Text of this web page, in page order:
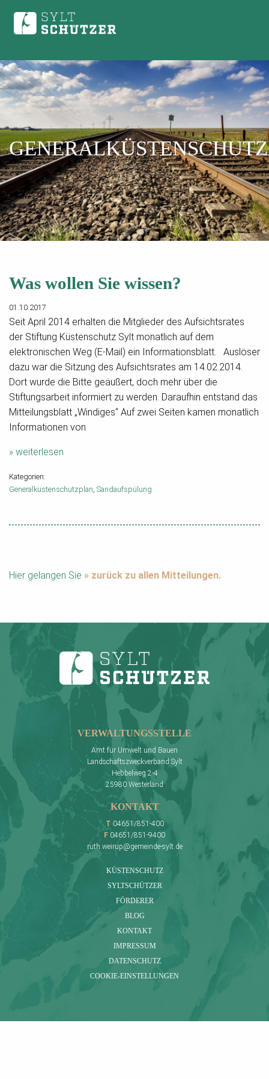
Was wollen Sie wissen?
01.10.2017
Seit April 2014 erhalten die Mitglieder des Aufsichtsrates
der Stiftung Küstenschutz Sylt monatlich auf dem
elektronischen Weg (E-Mail) ein Informationsblatt. Auslöser
dazu war die Sitzung des Aufsichtsrates am 14.02.2014.
Dort wurde die Bitte geäußert, doch mehr über die
Stiftungsarbeit informiert zu werden. Daraufhin entstand das
Mitteilungsblatt „Windiges“ Auf zwei Seiten kamen monatlich
Informationen von
» weiterlesen
Kategorien:
Generalküstenschutzplan Sandaufspülung
Hier gelangen Sie » zurück zu allen Mitteilungen.
VERWALTUNGSSTELLE
Amt für Umwelt und Bauen
Landschaftszweckverband Sylt
Hebbelweg 2-4
25980 Westerland
KONTAKT
T 04651/851-400
F 04651/851-9400
ruth.weirup@gemeinde-sylt.de
KÜSTENSCHUTZ
SYLTSCHÜTZER
FÖRDERER
BLOG
KONTAKT
IMPRESSUM
DATENSCHUTZ
COOKIE-EINSTELLUNGEN